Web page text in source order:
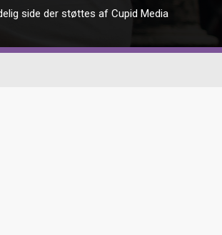
side der støttes af Cupid Media